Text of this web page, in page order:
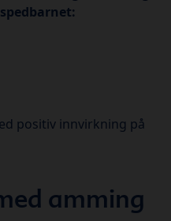
positiv innvirkning på
amming